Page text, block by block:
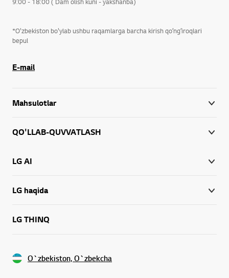
*O'zbekiston bo'ylab ushbu raqamlarga barcha kirish qoʻngʻiroqlari
bepul
E-mail
Mahsulotlar
QO'LLAB-QUVVATLASH
LG AI
LG haqida
LG THINQ
O`zbekiston, O`zbekcha